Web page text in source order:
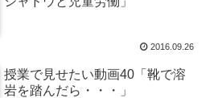
2016.09.26
授業で見せたい動画40「靴で溶
岩を踏んだら・・・」